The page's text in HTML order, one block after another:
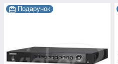
Подарунок